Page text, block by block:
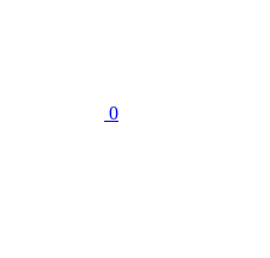
0